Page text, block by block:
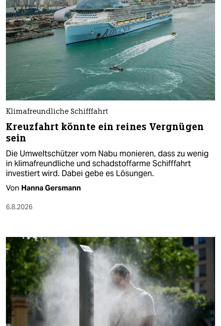
Klimafreundliche Schifffahrt
Kreuzfahrt könnte ein reines Vergnügen
sein
Die Umweltschützer vom Nabu monieren, dass zu wenig
in klimafreundliche und schadstoffarme Schifffahrt
investiert wird. Dabei gebe es Lösungen.
Von Hanna Gersmann
6.8.2026